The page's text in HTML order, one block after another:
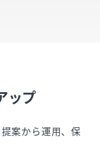
ップ
案から運用、保